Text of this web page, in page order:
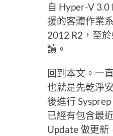
自 Hyper-V
援的客體作業
2012 R2，至
讀。
回到本文。一
也就是先乾淨
後進行
已經有包含最
Update 做更新